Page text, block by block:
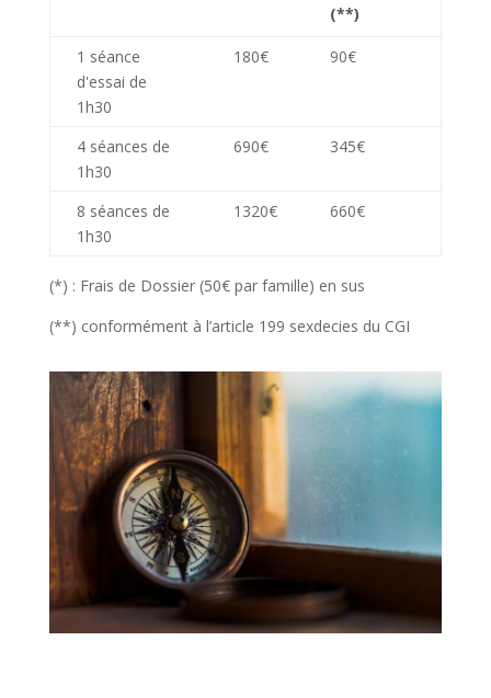
(**)
1 séance
d'essai de
1h30
180€ 90€
4 séances de
1h30
690€ 345€
8 séances de
1h30
1320€ 660€
(*) : Frais de Dossier (50€ par famille) en sus
(**) conformément à l’article 199 sexdecies du CGI